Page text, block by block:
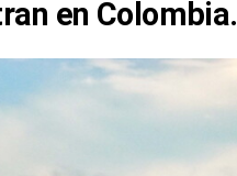
en Colombia.